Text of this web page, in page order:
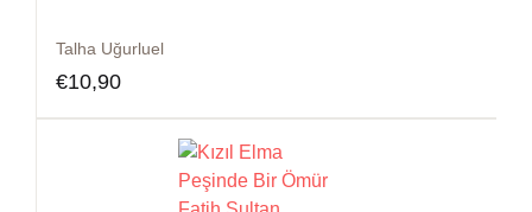
Talha Uğurluel
€10,90